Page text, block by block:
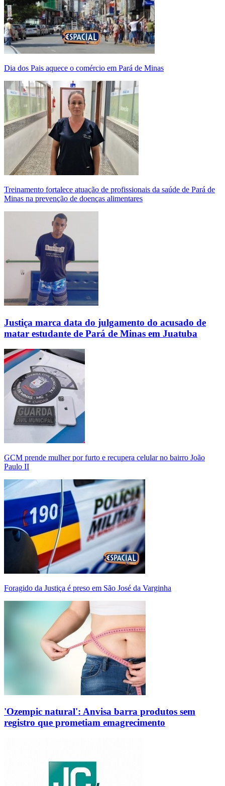
Dia dos Pais aquece o comércio em Pará de Minas
Treinamento fortalece atuação de profissionais da saúde de Pará de
Minas na prevenção de doenças alimentares
Justiça marca data do julgamento do acusado de
matar estudante de Pará de Minas em Juatuba
GCM prende mulher por furto e recupera celular no bairro João
Paulo II
Foragido da Justiça é preso em São José da Varginha
'Ozempic natural': Anvisa barra produtos sem
registro que prometiam emagrecimento